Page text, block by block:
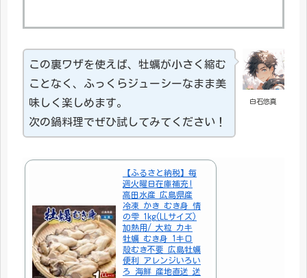
白石悠真
この裏ワザを使えば、牡蠣が小さく縮む
ことなく、ふっくらジューシーなまま美
味しく楽しめます。
次の鍋料理でぜひ試してみてください！
【ふるさと納税】毎
週火曜日在庫補充!
高田水産 広島県産
冷凍 かき むき身 情
の雫 1kg(LLサイズ)
加熱用/ 大粒 カキ
牡蠣 むき身 1キロ
殻むき不要 広島牡蠣
便利 アレンジいろい
ろ 海鮮 産地直送 送